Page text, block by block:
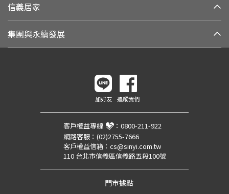
信義居家
集團與永續發展
加好友 追蹤我們
客戶權益專線 ： 0800-211-922
網路客服： (02)2755-7666
客戶權益信箱： cs@sinyi.com.tw
110 台北市信義區信義路五段100號
門市據點